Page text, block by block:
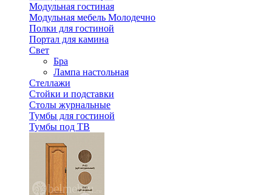
Модульная гостиная
Модульная мебель Молодечно
Полки для гостиной
Портал для камина
Свет
Бра
Лампа настольная
Стеллажи
Стойки и подставки
Столы журнальные
Тумбы для гостиной
Тумбы под ТВ